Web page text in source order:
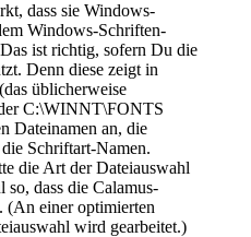
dass sie Windows-
Windows-Schriften-
ist richtig, sofern Du die
Denn diese zeigt in
üblicherweise
C:\WINNT\FONTS
Dateinamen an, die
Schriftart-Namen.
die Art der Dateiauswahl
so, dass die Calamus-
(An einer optimierten
wird gearbeitet.)